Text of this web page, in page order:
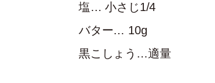
塩… 小さじ1/4
バター… 10g
黒こしょう…適量